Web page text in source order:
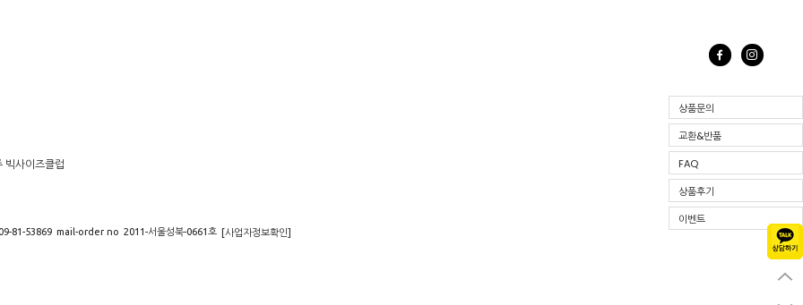
빅사이즈클럽
81-53869 mail-order no 2011-서울성북-0661호 [사업자정보확인]
상품문의
교환&반품
FAQ
상품후기
이벤트